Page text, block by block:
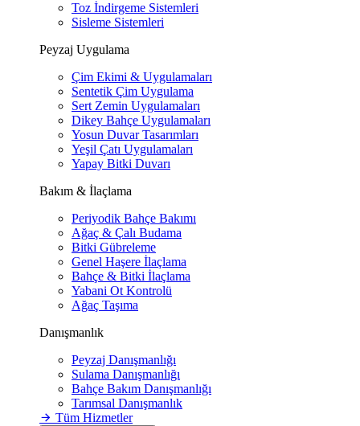
Toz İndirgeme Sistemleri
Sisleme Sistemleri
Peyzaj Uygulama
Çim Ekimi & Uygulamaları
Sentetik Çim Uygulama
Sert Zemin Uygulamaları
Dikey Bahçe Uygulamaları
Yosun Duvar Tasarımları
Yeşil Çatı Uygulamaları
Yapay Bitki Duvarı
Bakım & İlaçlama
Periyodik Bahçe Bakımı
Ağaç & Çalı Budama
Bitki Gübreleme
Genel Haşere İlaçlama
Bahçe & Bitki İlaçlama
Yabani Ot Kontrolü
Ağaç Taşıma
Danışmanlık
Peyzaj Danışmanlığı
Sulama Danışmanlığı
Bahçe Bakım Danışmanlığı
Tarımsal Danışmanlık
Tüm Hizmetler